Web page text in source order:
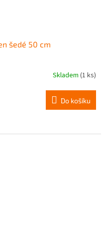
šedé 50 cm
Skladem (1 ks)
Do košíku